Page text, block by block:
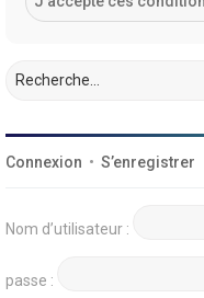
Connexion • S’enregistrer
Nom d’utilisateur :
passe :